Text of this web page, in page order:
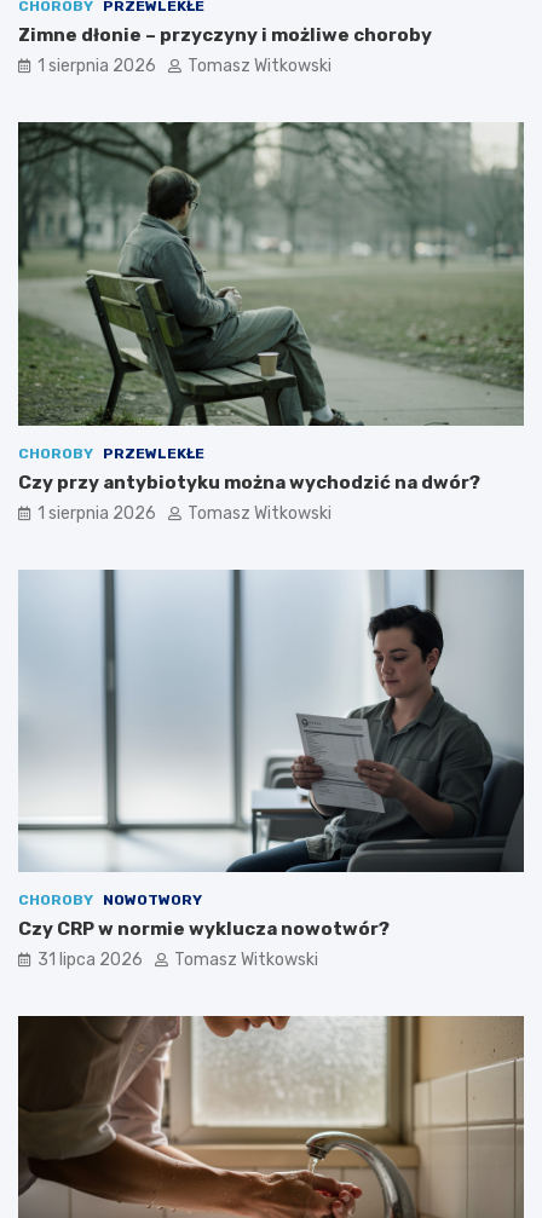
CHOROBY PRZEWLEKŁE
Zimne dłonie – przyczyny i możliwe choroby
1 sierpnia 2026 Tomasz Witkowski
CHOROBY PRZEWLEKŁE
Czy przy antybiotyku można wychodzić na dwór?
1 sierpnia 2026 Tomasz Witkowski
CHOROBY NOWOTWORY
Czy CRP w normie wyklucza nowotwór?
31 lipca 2026 Tomasz Witkowski